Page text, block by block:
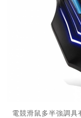
電競滑鼠多半強調